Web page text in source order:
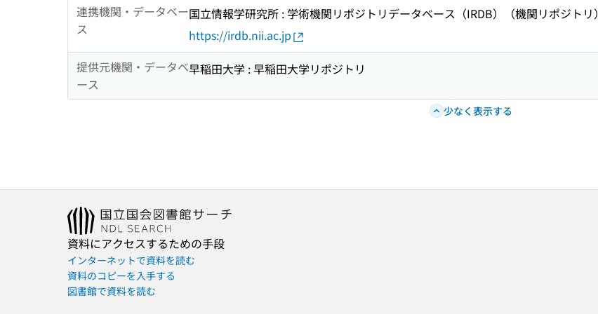
連携機関・データベー
ス
国立情報学研究所 : 学術機関リポジトリデータベース（IRDB）（機関リポジトリ）
https://irdb.nii.ac.jp
提供元機関・データベ
ース
早稲田大学 : 早稲田大学リポジトリ
少なく表示する
資料にアクセスするための手段
インターネットで資料を読む
資料のコピーを入手する
図書館で資料を読む